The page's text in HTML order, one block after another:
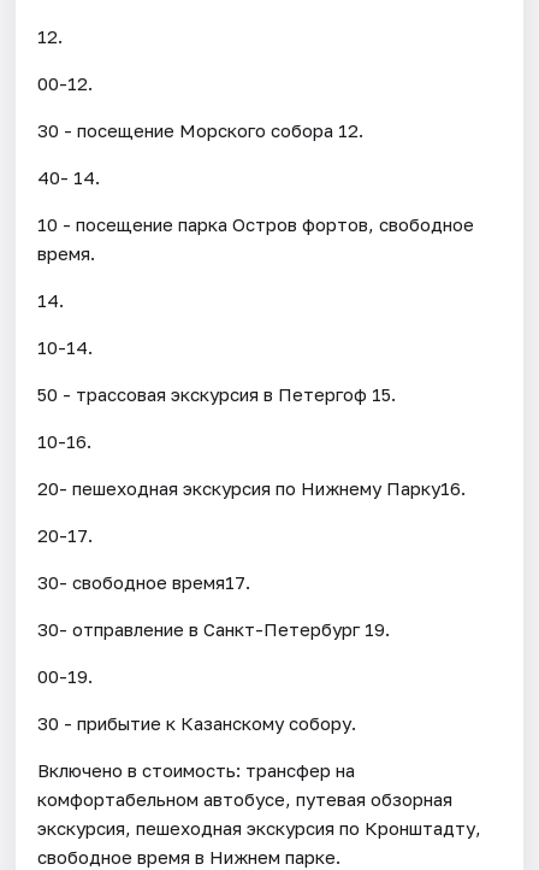
12.
00-12.
30 - посещение Морского собора 12.
40- 14.
10 - посещение парка Остров фортов, свободное
время.
14.
10-14.
50 - трассовая экскурсия в Петергоф 15.
10-16.
20- пешеходная экскурсия по Нижнему Парку16.
20-17.
30- свободное время17.
30- отправление в Санкт-Петербург 19.
00-19.
30 - прибытие к Казанскому собору.
Включено в стоимость: трансфер на
комфортабельном автобусе, путевая обзорная
экскурсия, пешеходная экскурсия по Кронштадту,
свободное время в Нижнем парке.